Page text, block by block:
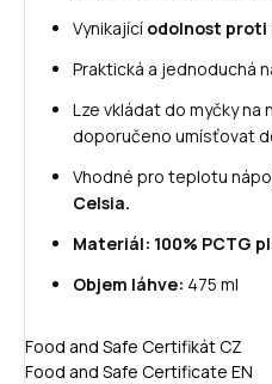
Vynikající odolnost proti
Praktická a jednoduchá
Lze vkládat do myčky na
doporučeno umísťovat
Vhodné pro teplotu
Celsia.
Materiál: 100% PCTG
Objem láhve: 475 ml
Food and Safe Certifikát CZ
Food and Safe Certificate EN